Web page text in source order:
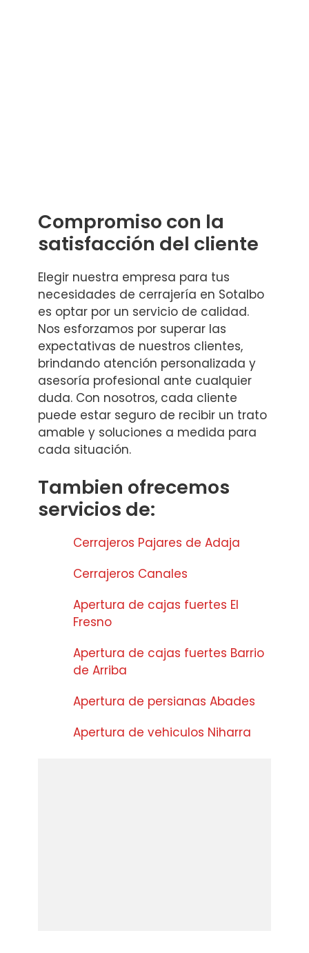
Compromiso con la
satisfacción del cliente
Elegir nuestra empresa para tus
necesidades de cerrajería en Sotalbo
es optar por un servicio de calidad.
Nos esforzamos por superar las
expectativas de nuestros clientes,
brindando atención personalizada y
asesoría profesional ante cualquier
duda. Con nosotros, cada cliente
puede estar seguro de recibir un trato
amable y soluciones a medida para
cada situación.
Tambien ofrecemos
servicios de:
Cerrajeros Pajares de Adaja
Cerrajeros Canales
Apertura de cajas fuertes El
Fresno
Apertura de cajas fuertes Barrio
de Arriba
Apertura de persianas Abades
Apertura de vehiculos Niharra